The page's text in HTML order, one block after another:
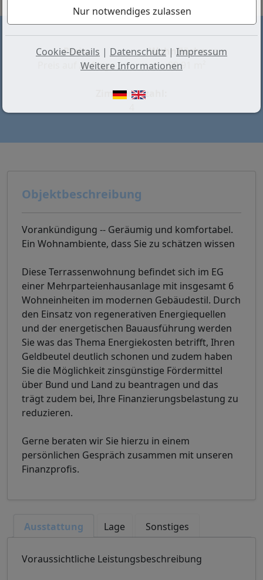
Preis:
Preis auf Anfrage
Wohnfläche ca.:
98,91 m²
Zimmeranzahl:
Objektbeschreibung
Vorankündigung -- Geräumig und komfortabel.
Ein Wohnambiente, dass Sie zu schätzen wissen
Diese Terrassenwohnung befindet sich im EG
einer Mehrparteienhausanlage mit insgesamt 6
Wohneinheiten im modernen Gebäudestil. Durch
den Einsatz von regenerativen Energiequellen
und der energetischen Bauausführung werden
Sie was das Thema Energiekosten betrifft, Ihren
Geldbeutel deutlich schonen und zudem haben
Sie die Möglichkeit zinsgünstige Fördermittel
über Bund und Land zu beantragen und das
trägt zudem bei, Ihre Finanzierungsbelastung zu
reduzieren.
Gerne beraten wir Sie hierzu in einem
persönlichen Gespräch zusammen mit unseren
Finanzprofis.
Ausstattung Lage Sonstiges
Voraussichtliche Leistungsbeschreibung
Cookie-Details | Datenschutz | Impressum
Weitere Informationen